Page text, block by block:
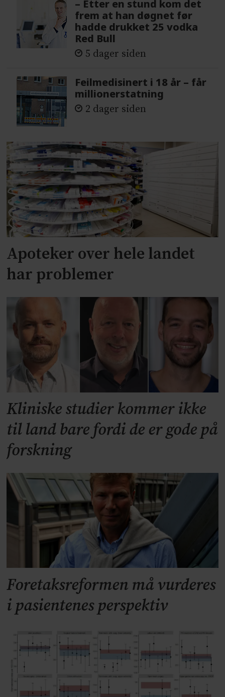
– Etter en stund kom det
frem at han døgnet før
hadde drukket 25 vodka
Red Bull
5 dager siden
Feilmedisinert i 18 år – får
millionerstatning
2 dager siden
Apoteker over hele landet
har problemer
Kliniske studier kommer ikke
til land bare fordi de er gode på
forskning
Foretaksreformen må vurderes
i pasientenes perspektiv